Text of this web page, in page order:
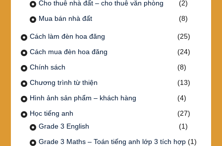
Cho thuê nhà đất – cho thuê văn phòng
(2)
Mua bán nhà đất
(8)
Cách làm đèn hoa đăng
(25)
Cách mua đèn hoa đăng
(24)
Chính sách
(8)
Chương trình từ thiện
(13)
Hình ảnh sản phẩm – khách hàng
(4)
Học tiếng anh
(27)
Grade 3 English
(1)
Grade 3 Maths – Toán tiếng anh lớp 3 tích hợp(1)